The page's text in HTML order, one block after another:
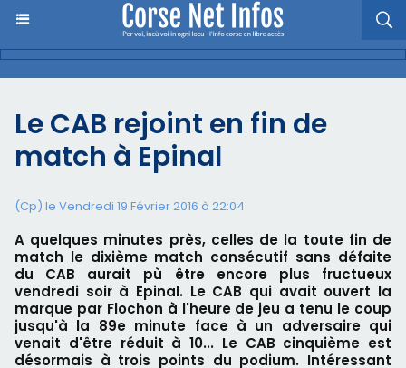
Le CAB rejoint en fin de
match à Epinal
(Cp) le Vendredi 19 Février 2016 à 22:04
A quelques minutes près, celles de la toute fin de
match le dixième match consécutif sans défaite
du CAB aurait pù être encore plus fructueux
vendredi soir à Epinal. Le CAB qui avait ouvert la
marque par Flochon à l'heure de jeu a tenu le coup
jusqu'à la 89e minute face à un adversaire qui
venait d'être réduit à 10... Le CAB cinquième est
désormais à trois points du podium. Intéressant